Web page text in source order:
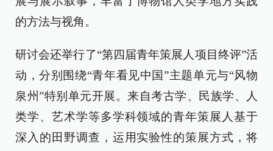
的方法与视角。
研讨会还举行了“第四届青年策展人项目终评”活
动，分别围绕“青年看见中国”主题单元与“风物
泉州”特别单元开展。来自考古学、民族学、人
类学、艺术学等多学科领域的青年策展人基于
深入的田野调查，运用实验性的策展方式，将